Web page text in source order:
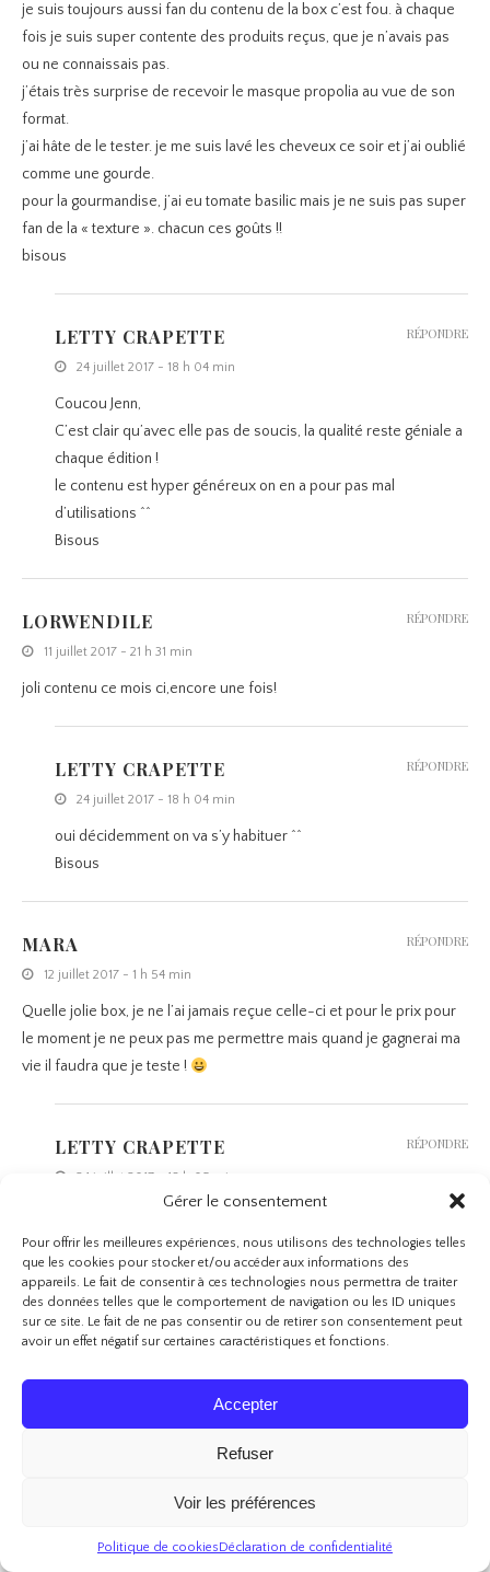
Gérer le consentement
Pour offrir les meilleures expériences, nous utilisons des technologies telles
que les cookies pour stocker et/ou accéder aux informations des
appareils. Le fait de consentir à ces technologies nous permettra de traiter
des données telles que le comportement de navigation ou les ID uniques
sur ce site. Le fait de ne pas consentir ou de retirer son consentement peut
avoir un effet négatif sur certaines caractéristiques et fonctions.
Accepter
Refuser
Voir les préférences
Politique de cookiesDéclaration de confidentialité
je suis toujours aussi fan du contenu de la box c’est fou. à chaque
fois je suis super contente des produits reçus, que je n’avais pas
ou ne connaissais pas.
j’étais très surprise de recevoir le masque propolia au vue de son
format.
j’ai hâte de le tester. je me suis lavé les cheveux ce soir et j’ai oublié
comme une gourde.
pour la gourmandise, j’ai eu tomate basilic mais je ne suis pas super
fan de la « texture ». chacun ces goûts !!
bisous
LETTY CRAPETTE
24 juillet 2017 - 18 h 04 min
Coucou Jenn,
C’est clair qu’avec elle pas de soucis, la qualité reste géniale a
chaque édition !
le contenu est hyper généreux on en a pour pas mal
d’utilisations ^^
Bisous
RÉPONDRE
LORWENDILE
11 juillet 2017 - 21 h 31 min
joli contenu ce mois ci,encore une fois!
RÉPONDRE
LETTY CRAPETTE
24 juillet 2017 - 18 h 04 min
oui décidemment on va s’y habituer ^^
Bisous
RÉPONDRE
MARA
12 juillet 2017 - 1 h 54 min
Quelle jolie box, je ne l’ai jamais reçue celle-ci et pour le prix pour
le moment je ne peux pas me permettre mais quand je gagnerai ma
vie il faudra que je teste !
RÉPONDRE
LETTY CRAPETTE
24 juillet 2017 - 18 h 05 min
J’espère pour toi très vite
Bisous
RÉPONDRE
PAARADISE OF BEAUTY
13 juillet 2017 - 20 h 53 min
Une sélection hyper sympa pour l’été ! J’aime trop la découvrir sur
LETTY CRAPETTE